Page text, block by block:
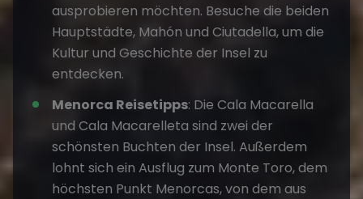
ausprobieren möchten. Besuche die beiden
Hauptstädte, Mahón und Ciutadella, um die
Kultur und Geschichte der Insel zu
entdecken.
Menorca Reisetipps: Die Cala Macarella
und Cala Macarelleta sind zwei der
schönsten Buchten der Insel. Außerdem
lohnt sich ein Ausflug zum Monte Toro, dem
höchsten Punkt Menorcas, von dem aus